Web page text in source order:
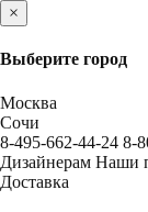
×
Выберите город
Москва
Сочи
8-495-662-44-24 8-
Дизайнерам Наши
Доставка